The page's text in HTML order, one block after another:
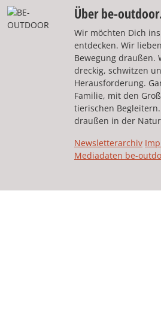
Über be-
Wir möchten Dich
entdecken. Wir
Bewegung draußen.
dreckig, schwitzen
Herausforderung.
Familie, mit den
tierischen
draußen in der
Newsletterarchiv
Mediadaten be-